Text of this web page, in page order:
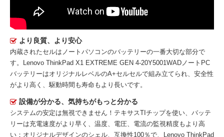
より良質、より安心
内蔵されたセルはノートパソコンのバッテリーの一番大切な部分で
す。
Lenovo ThinkPad X1 EXTREME GEN 4-20Y5001WADノートPC
バッテリーはオリジナルレベルのA+セルセルで組み立てられ、安全性
がより高く、駆動時間も寿命もより長いです。
設備が分かる、気持ちがもっと分かる
システムの安定は無視できません！テキサスTIチップを使い、バッテ
リーは充電速度がより早く、温度、電圧、電流の監視精度もより高
い；オリジナルデザインのシェル、互換性100％で、Lenovo ThinkPad